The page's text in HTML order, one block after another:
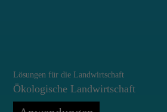
Lösungen für die Landwirtschaft
Ökologische Landwirtschaft